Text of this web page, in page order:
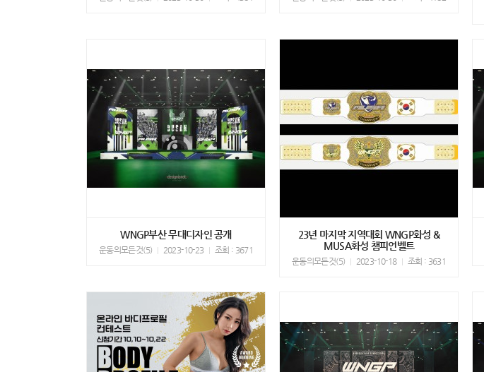
WNGP부산 무대디자인 공개
운동의모든것(5) 2023-10-23 조회 : 3671
23년 마지막 지역대회 WNGP화성 &
MUSA화성 챔피언벨트
운동의모든것(5) 2023-10-18 조회 : 3631